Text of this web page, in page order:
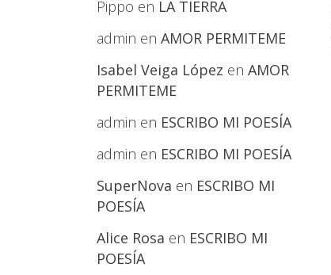
Pippo en LA TIERRA
admin en AMOR PERMITEME
Isabel Veiga López en AMOR
PERMITEME
admin en ESCRIBO MI POESÍA
admin en ESCRIBO MI POESÍA
SuperNova en ESCRIBO MI
POESÍA
Alice Rosa en ESCRIBO MI
POESÍA